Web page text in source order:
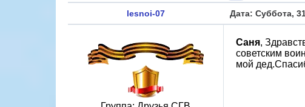
lesnoi-07 Дата: Суббота,
Саня,
советским
мой